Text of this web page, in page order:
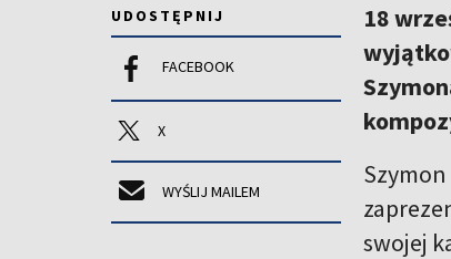
UDOSTĘPNIJ
FACEBOOK
X
WYŚLIJ MAILEM
18
swojej